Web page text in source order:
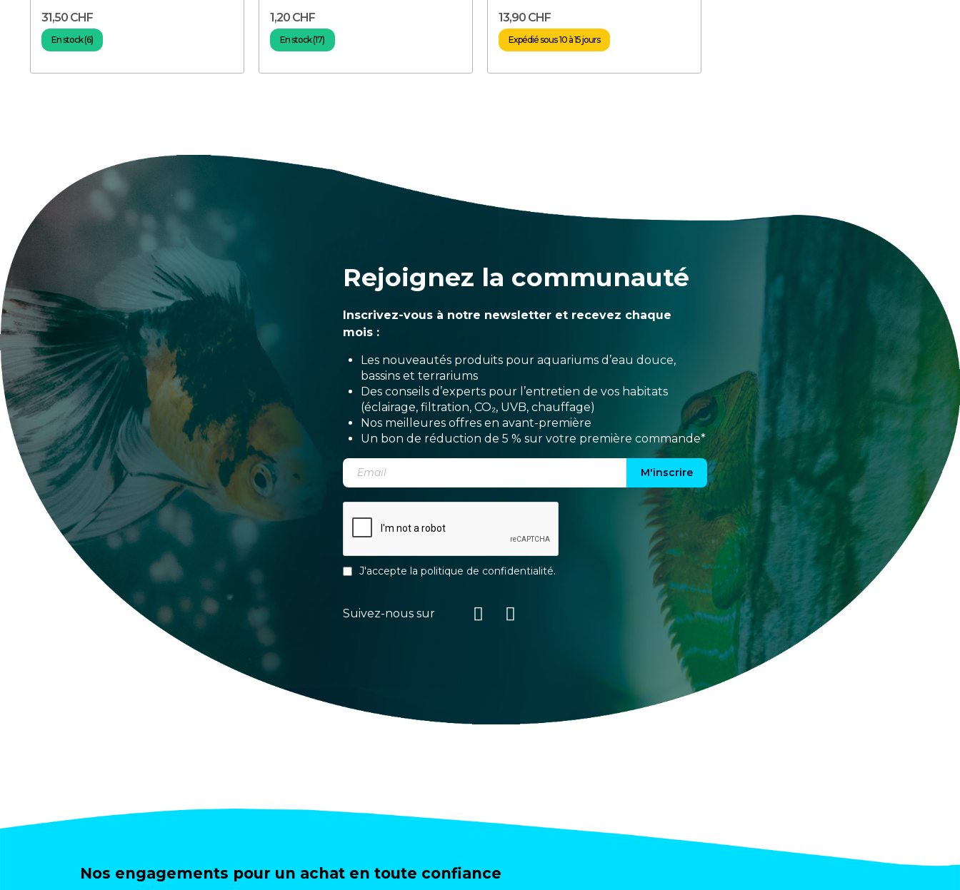
31,50 CHF
En stock (6)
1,20 CHF
En stock (17)
13,90 CHF
Expédié sous 10 à 15 jours
Rejoignez la communauté
Inscrivez-vous à notre newsletter et recevez chaque
mois :
Les nouveautés produits pour aquariums d’eau douce,
bassins et terrariums
Des conseils d’experts pour l’entretien de vos habitats
(éclairage, filtration, CO₂, UVB, chauffage)
Nos meilleures offres en avant-première
Un bon de réduction de 5 % sur votre première commande*
M'inscrire
J'accepte la politique de confidentialité.
Suivez-nous sur
Nos engagements pour un achat en toute confiance